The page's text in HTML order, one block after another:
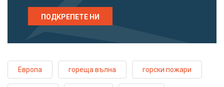
ПОДКРЕПЕТЕ НИ
Европа гореща вълна горски пожари